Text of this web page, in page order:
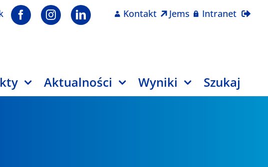
Kontakt Jems Intranet
Aktualności Wyniki Szukaj